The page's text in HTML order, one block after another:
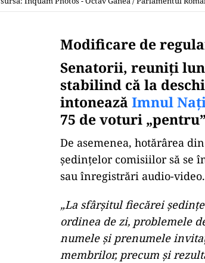
Modificare de
Senatorii, reuniți
stabilind că la
intonează Imnul
75 de voturi
De asemenea, hotărârea
ședințelor comisiilor să se
sau înregistrări audio-video.
„La sfârşitul fiecărei
ordinea de zi, problemele
numele şi prenumele
membrilor, precum şi